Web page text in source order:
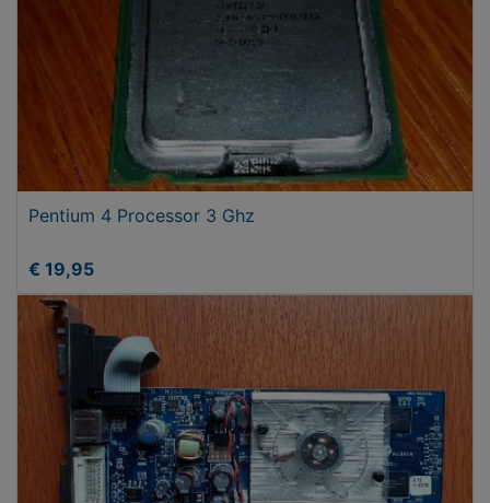
Pentium 4 Processor 3 Ghz
€ 19,95